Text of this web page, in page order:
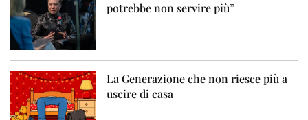
potrebbe non servire più”
La Generazione che non riesce più a
uscire di casa